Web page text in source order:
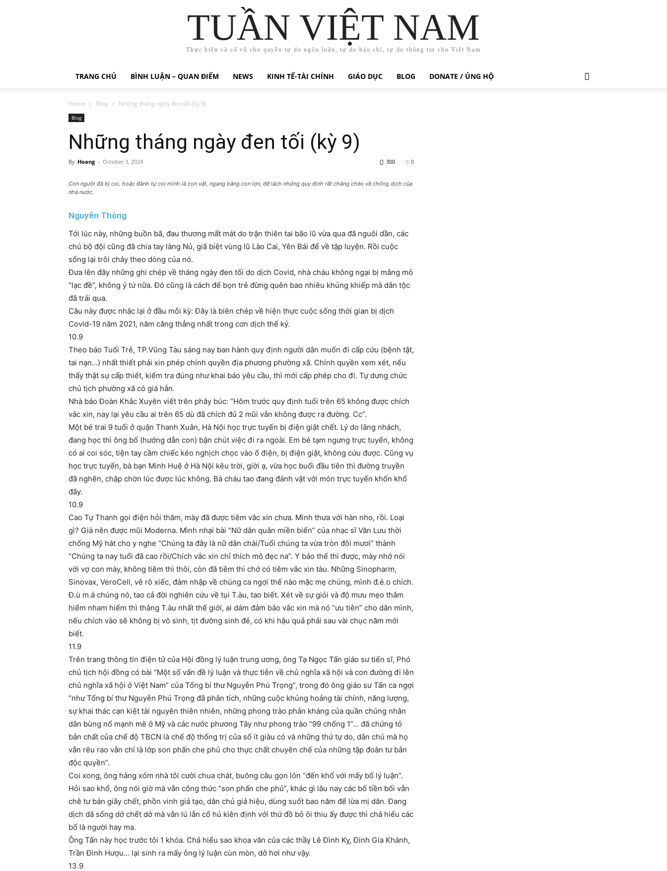
TUẦN VIỆT NAM
Thực hiện và cổ vũ cho quyền tự do ngôn luận, tự do báo chí, tự do thông tin cho Việt Nam
TRANG CHỦ BÌNH LUẬN – QUAN ĐIỂM NEWS KINH TẾ-TÀI CHÍNH GIÁO DỤC BLOG DONATE / ỦNG HỘ
Home Blog Những tháng ngày đen tối (kỳ 9)
Blog
Những tháng ngày đen tối (kỳ 9)
By Hoang - October 3, 2024 0
300
Con người đã bị coi, hoặc đành tự coi mình là con vật, ngang bằng con lợn, để lách những quy định rất chằng chéo về chống dịch của
nhà nước.
Nguyễn Thông
Tới lúc này, những buồn bã, đau thương mất mát do trận thiên tai bão lũ vừa qua đã nguôi dần, các
chú bộ đội cũng đã chia tay làng Nủ, giã biệt vùng lũ Lào Cai, Yên Bái để về tập luyện. Rồi cuộc
sống lại trôi chảy theo dòng của nó.
Đưa lên đây những ghi chép về tháng ngày đen tối do dịch Covid, nhà cháu không ngại bị mắng mỏ
“lạc đề”, không ý tứ nữa. Đó cũng là cách để bọn trẻ đừng quên bao nhiêu khủng khiếp mà dân tộc
đã trải qua.
Câu này được nhắc lại ở đầu mỗi kỳ: Đây là biên chép về hiện thực cuộc sống thời gian bị dịch
Covid-19 năm 2021, năm căng thẳng nhất trong cơn dịch thế kỷ.
10.9
Theo báo Tuổi Trẻ, TP.Vũng Tàu sáng nay ban hành quy định người dân muốn đi cấp cứu (bệnh tật,
tai nạn…) nhất thiết phải xin phép chính quyền địa phương phường xã. Chính quyền xem xét, nếu
thấy thật sự cấp thiết, kiểm tra đúng như khai báo yêu cầu, thì mới cấp phép cho đi. Tự dưng chức
chủ tịch phường xã có giá hẳn.
Nhà báo Đoàn Khắc Xuyên viết trên phây búc: “Hôm trước quy định tuổi trên 65 không được chích
vắc xin, nay lại yêu cầu ai trên 65 dù đã chích đủ 2 mũi vẫn không được ra đường. Cc”.
Một bé trai 9 tuổi ở quận Thanh Xuân, Hà Nội học trực tuyến bị điện giật chết. Lý do lãng nhách,
đang học thì ông bố (hướng dẫn con) bận chút việc đi ra ngoài. Em bé tạm ngưng trực tuyến, không
có ai coi sóc, tiện tay cầm chiếc kéo nghịch chọc vào ổ điện, bị điện giật, không cứu được. Cũng vụ
học trực tuyến, bà bạn Minh Huệ ở Hà Nội kêu trời, giời ạ, vừa học buổi đầu tiên thì đường truyền
đã nghẽn, chập chờn lúc được lúc không. Bà cháu tao đang đánh vật với món trực tuyến khốn khổ
đây.
10.9
Cao Tự Thanh gọi điện hỏi thăm, mày đã được tiêm vắc xin chưa. Mình thưa với hàn nho, rồi. Loại
gì? Già nên được mũi Moderna. Mình nhại bài “Nữ dân quân miền biển” của nhạc sĩ Văn Lưu thời
chống Mỹ hát cho y nghe “Chúng ta đây là nữ dân chài/Tuổi chúng ta vừa tròn đôi mươi” thành
“Chúng ta nay tuổi đã cao rồi/Chích vắc xin chỉ thích mô đẹc na”. Y bảo thế thì được, mày nhớ nói
với vợ con mày, không tiêm thì thôi, còn đã tiêm thì chớ có tiêm vắc xin tàu. Những Sinopharm,
Sinovax, VeroCell, vê rô xiếc, đám nhập về chúng ca ngợi thế nào mặc mẹ chúng, mình đ.é.o chích.
Đ.ù m.á chúng nó, tao cả đời nghiên cứu về tụi T.àu, tao biết. Xét về sự giỏi và độ mưu mẹo thâm
hiểm nham hiểm thì thằng T.àu nhất thế giới, ai dám đảm bảo vắc xin mà nó “ưu tiên” cho dân mình,
nếu chích vào sẽ không bị vô sinh, tịt đường sinh đẻ, có khi hậu quả phải sau vài chục năm mới
biết.
11.9
Trên trang thông tin điện tử của Hội đồng lý luận trung ương, ông Tạ Ngọc Tấn giáo sư tiến sĩ, Phó
chủ tịch hội đồng có bài “Một số vấn đề lý luận và thực tiễn về chủ nghĩa xã hội và con đường đi lên
chủ nghĩa xã hội ở Việt Nam” của Tổng bí thư Nguyễn Phú Trọng”, trong đó ông giáo sư Tấn ca ngợi
“như Tổng bí thư Nguyễn Phú Trọng đã phân tích, những cuộc khủng hoảng tài chính, năng lượng,
sự khai thác cạn kiệt tài nguyên thiên nhiên, những phong trào phản kháng của quần chúng nhân
dân bùng nổ mạnh mẽ ở Mỹ và các nước phương Tây như phong trào “99 chống 1”… đã chứng tỏ
bản chất của chế độ TBCN là chế độ thống trị của số ít giàu có và những thứ tự do, dân chủ mà họ
vẫn rêu rao vẫn chỉ là lớp son phấn che phủ cho thực chất chuyên chế của những tập đoàn tư bản
độc quyền”.
Coi xong, ông hàng xóm nhà tôi cười chua chát, buông câu gọn lỏn “đến khổ với mấy bố lý luận”.
Hỏi sao khổ, ông nói giờ mà vẫn công thức “son phấn che phủ”, khác gì lâu nay các bố tiền bối vẫn
chê tư bản giãy chết, phồn vinh giả tạo, dân chủ giả hiệu, dùng suốt bao năm để lừa mị dân. Đang
dịch dã sống dở chết dở mà vẫn lú lẫn cổ hủ kiên định với thứ đồ bỏ ôi thiu ấy được thì chả hiểu các
bố là người hay ma.
Ông Tấn này học trước tôi 1 khóa. Chả hiểu sao khoa văn của các thầy Lê Đình Kỵ, Đinh Gia Khánh,
Trần Đình Hượu… lại sinh ra mấy ông lý luận cùn mòn, dở hơi như vậy.
13.9